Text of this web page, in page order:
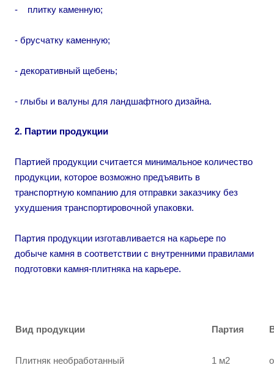
- плитку каменную;
- брусчатку каменную;
- декоративный щебень;
- глыбы и валуны для ландшафтного дизайна.
2. Партии продукции
Партией продукции считается минимальное количество
продукции, которое возможно предъявить в
транспортную компанию для отправки заказчику без
ухудшения транспортировочной упаковки.
Партия продукции изготавливается на карьере по
добыче камня в соответствии с внутренними правилами
подготовки камня-плитняка на карьере.
Вид продукции Партия
Плитняк необработанный 1 м2